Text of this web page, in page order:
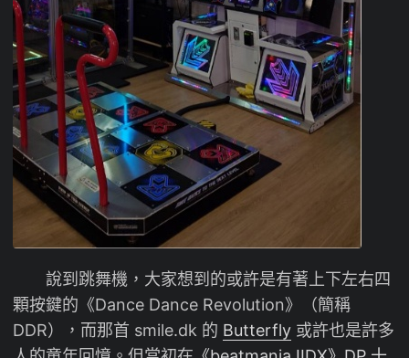
說到跳舞機，大家想到的或許是有著上下左右四
顆按鍵的《Dance Dance Revolution》（簡稱
DDR），而那首 smile.dk 的 Butterfly 或許也是許多